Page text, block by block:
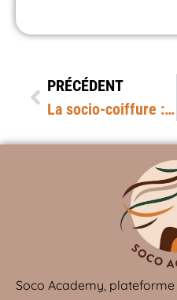
PRÉCÉDENT
La socio-coiffure : une profession thérapeutique au service des personnes fragilisées
Soco Academy,